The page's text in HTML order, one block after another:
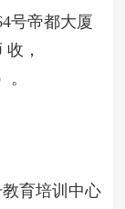
号帝都大厦
，
育培训中心